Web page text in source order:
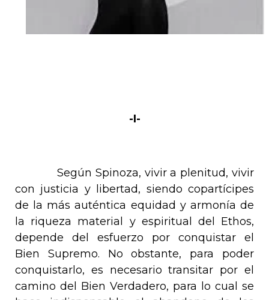
-I-
Según Spinoza, vivir a plenitud, vivir
con justicia y libertad, siendo copartícipes
de la más auténtica equidad y armonía de
la riqueza material y espiritual del Ethos,
depende del esfuerzo por conquistar el
Bien Supremo. No obstante, para poder
conquistarlo, es necesario transitar por el
camino del Bien Verdadero, para lo cual se